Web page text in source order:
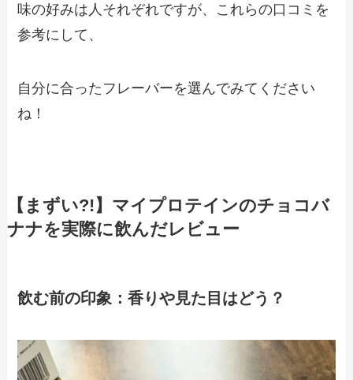
味の好みは人それぞれですが、これらの口コミを
参考にして、
自分に合ったフレーバーを選んでみてください
ね！
【まずい?!】マイプロテインのチョコバ
ナナを実際に飲んだレビュー
飲む前の印象：香りや見た目はどう？